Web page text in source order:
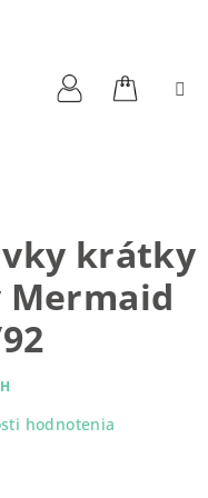
krátky
hodnotenia